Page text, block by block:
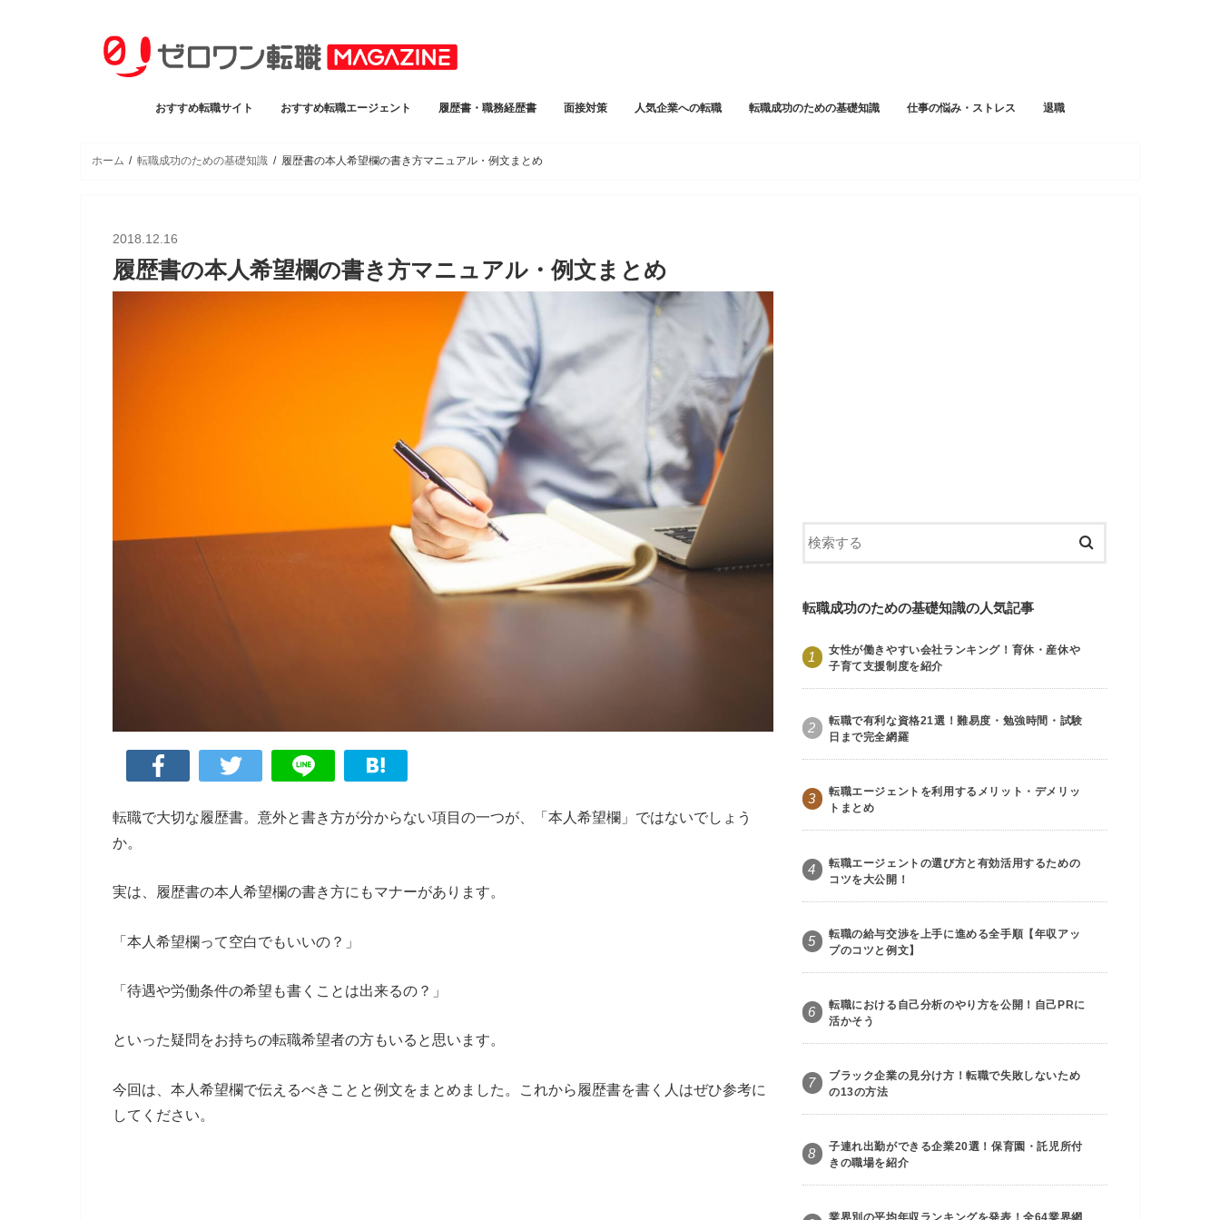
おすすめ転職サイト おすすめ転職エージェント 履歴書・職務経歴書 面接対策 人気企業への転職 転職成功のための基礎知識 仕事の悩み・ストレス 退職
ホーム 転職成功のための基礎知識 履歴書の本人希望欄の書き方マニュアル・例文まとめ
2018.12.16
履歴書の本人希望欄の書き方マニュアル・例文まとめ
転職で大切な履歴書。意外と書き方が分からない項目の一つが、「本人希望欄」ではないでしょう
か。
実は、履歴書の本人希望欄の書き方にもマナーがあります。
「本人希望欄って空白でもいいの？」
「待遇や労働条件の希望も書くことは出来るの？」
といった疑問をお持ちの転職希望者の方もいると思います。
今回は、本人希望欄で伝えるべきことと例文をまとめました。これから履歴書を書く人はぜひ参考に
してください。
転職成功のための基礎知識の人気記事
1
女性が働きやすい会社ランキング！育休・産休や
子育て支援制度を紹介
2
転職で有利な資格21選！難易度・勉強時間・試験
日まで完全網羅
3
転職エージェントを利用するメリット・デメリッ
トまとめ
4
転職エージェントの選び方と有効活用するための
コツを大公開！
5
転職の給与交渉を上手に進める全手順【年収アッ
プのコツと例文】
6
転職における自己分析のやり方を公開！自己PRに
活かそう
7
ブラック企業の見分け方！転職で失敗しないため
の13の方法
8
子連れ出勤ができる企業20選！保育園・託児所付
きの職場を紹介
業界別の平均年収ランキングを発表！全64業界網